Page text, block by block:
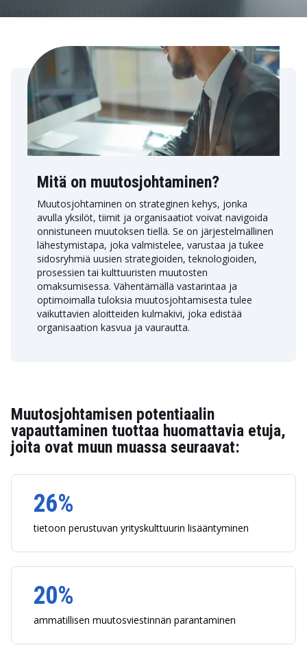
Mitä on muutosjohtaminen?
Muutosjohtaminen on strateginen kehys, jonka
avulla yksilöt, tiimit ja organisaatiot voivat navigoida
onnistuneen muutoksen tiellä. Se on järjestelmällinen
lähestymistapa, joka valmistelee, varustaa ja tukee
sidosryhmiä uusien strategioiden, teknologioiden,
prosessien tai kulttuuristen muutosten
omaksumisessa. Vähentämällä vastarintaa ja
optimoimalla tuloksia muutosjohtamisesta tulee
vaikuttavien aloitteiden kulmakivi, joka edistää
organisaation kasvua ja vaurautta.
Muutosjohtamisen potentiaalin
vapauttaminen tuottaa huomattavia etuja,
joita ovat muun muassa seuraavat:
26%
tietoon perustuvan yrityskulttuurin lisääntyminen
20%
ammatillisen muutosviestinnän parantaminen